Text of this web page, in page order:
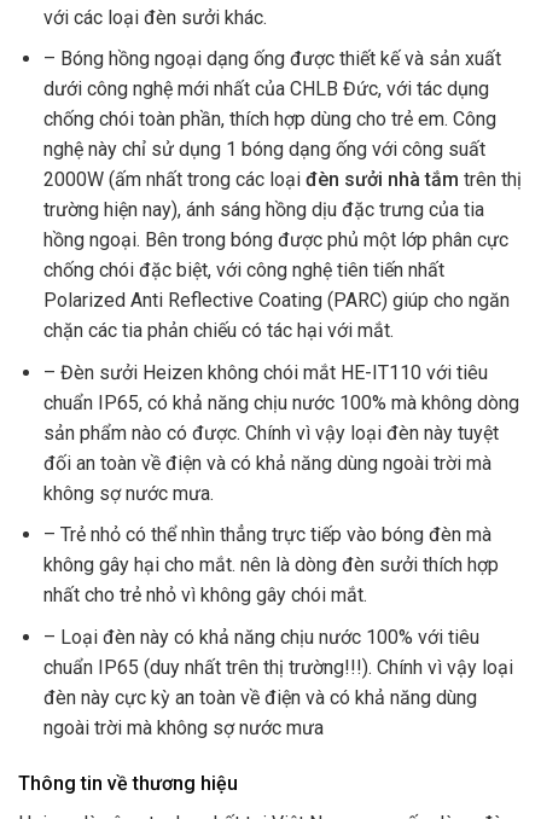
với các loại đèn sưởi khác.
– Bóng hồng ngoại dạng ống được thiết kế và sản xuất
dưới công nghệ mới nhất của CHLB Đức, với tác dụng
chống chói toàn phần, thích hợp dùng cho trẻ em. Công
nghệ này chỉ sử dụng 1 bóng dạng ống với công suất
2000W (ấm nhất trong các loại đèn sưởi nhà tắm trên thị
trường hiện nay), ánh sáng hồng dịu đặc trưng của tia
hồng ngoại. Bên trong bóng được phủ một lớp phân cực
chống chói đặc biệt, với công nghệ tiên tiến nhất
Polarized Anti Reflective Coating (PARC) giúp cho ngăn
chặn các tia phản chiếu có tác hại với mắt.
– Đèn sưởi Heizen không chói mắt HE-IT110 với tiêu
chuẩn IP65, có khả năng chịu nước 100% mà không dòng
sản phẩm nào có được. Chính vì vậy loại đèn này tuyệt
đối an toàn về điện và có khả năng dùng ngoài trời mà
không sợ nước mưa.
– Trẻ nhỏ có thể nhìn thẳng trực tiếp vào bóng đèn mà
không gây hại cho mắt. nên là dòng đèn sưởi thích hợp
nhất cho trẻ nhỏ vì không gây chói mắt.
– Loại đèn này có khả năng chịu nước 100% với tiêu
chuẩn IP65 (duy nhất trên thị trường!!!). Chính vì vậy loại
đèn này cực kỳ an toàn về điện và có khả năng dùng
ngoài trời mà không sợ nước mưa
Thông tin về thương hiệu